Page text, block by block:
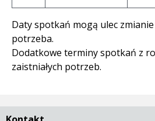
Daty spotkań mogą ulec
potrzeba.
Dodatkowe terminy spotkań z
zaistniałych potrzeb.